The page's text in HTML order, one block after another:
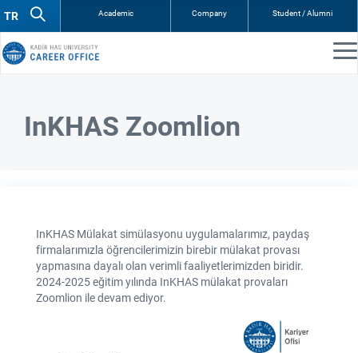
Academic Company Student / Alumni
InKHAS Zoomlion
InKHAS Mülakat simülasyonu uygulamalarımız, paydaş
firmalarımızla öğrencilerimizin birebir mülakat provası
yapmasına dayalı olan verimli faaliyetlerimizden biridir.
2024-2025 eğitim yılında InKHAS mülakat provaları
Zoomlion ile devam ediyor.